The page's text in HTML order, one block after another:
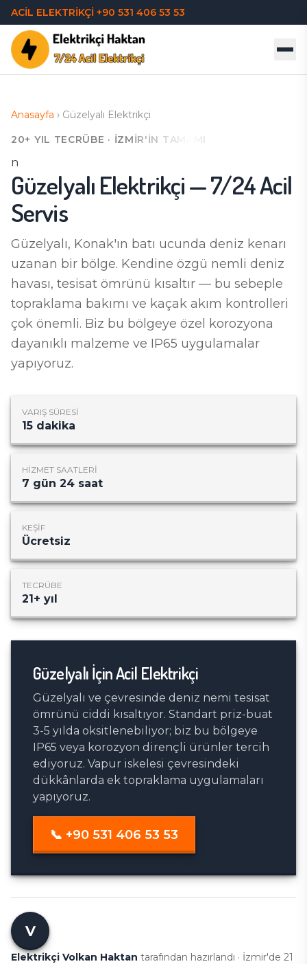
ACİL ELEKTRİKÇİ +90 531 406 53 53
Anasayfa › Güzelyalı Elektrikçi
20+ YIL TECRÜBE · İZMIR'IN TAMAMI
n
GüzelyalıElektrikçi — 7/24 Acil
Servis
Güzelyalı, Konak'ın batı ucunda deniz kenarı
uzanan bir bölge. Kendine özgü nemli deniz
havası, tesisat ömrünü kısaltır — bu sebeple
topraklama bakımı ve kaçak akım kontrolleri
çok önemli. Biz bu bölgeye özel korozyona
dayanıklı malzeme ve IP65 uygulamalar
yapıyoruz.
VARIŞ SÜRESI
15 dakika
HIZMET SAATLERI
7 gün 24 saat
KEŞIF
Ücretsiz
TECRÜBE
21+ yıl
Güzelyalıİçin Acil Elektrikçi
Güzelyalı ve çevresinde deniz nemi tesisat
ömrünü ciddi kısaltıyor. Standart priz-buat
3-5 yılda oksitlenebiliyor; biz bu bölgeye
IP65 veya korozyon dirençli ürünler tercih
ediyoruz. Vapur iskelesi çevresindeki
dükkânlarda ek topraklama uygulamaları
yapıyoruz.
📞 +90 531 406 53 53
V
Elektrikçi Volkan Haktan tarafından hazırlandı · İzmir'de 21